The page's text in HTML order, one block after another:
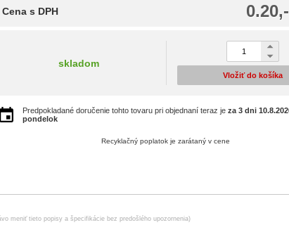
Cena s DPH
skladom
Vložiť do košíka
Predpokladané doručenie tohto tovaru pri objednaní teraz je za 3 dni
pondelok
Recyklačný poplatok je zarátaný v cene
meniť tieto popisy a špecifikácie bez predošlého upozornenia)